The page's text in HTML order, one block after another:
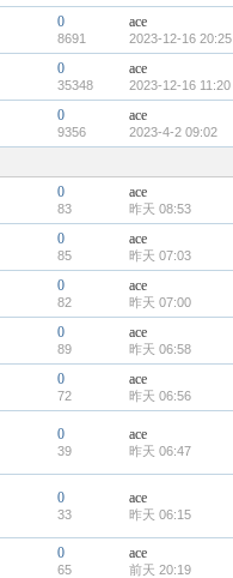
0
8691
ace
2023-12-16 20:25
0
35348
ace
2023-12-16 11:20
0
9356
ace
2023-4-2 09:02
0
83
ace
昨天 08:53
0
85
ace
昨天 07:03
0
82
ace
昨天 07:00
0
89
ace
昨天 06:58
0
72
ace
昨天 06:56
0
39
ace
昨天 06:47
0
33
ace
昨天 06:15
0
65
ace
前天 20:19